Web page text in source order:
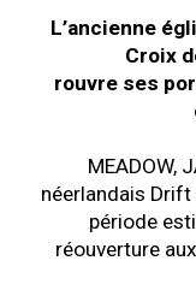
L’ancienne
Croix
rouvre ses
MEADOW,
néerlandais
période
réouverture